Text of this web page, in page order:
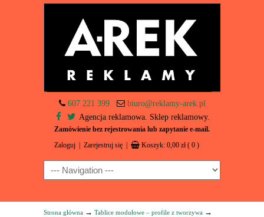
607 221 399
biuro@reklamy-arek.pl
Agencja reklamowa. Sklep reklamowy.
Zamówienie bez rejestrowania lub zapytanie e-mail.
Zaloguj Zarejestruj się Koszyk: 0,00 zł ( 0 )
Navigation
Strona główna → Tablice modułowe – profile z tworzywa →